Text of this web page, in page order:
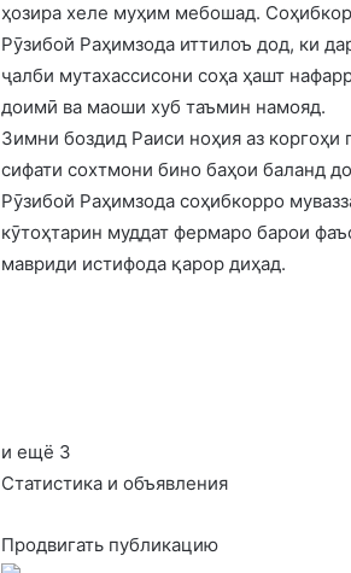
ҳозира хеле муҳим мебошад.
Рӯзибой Раҳимзода иттилоъ дод, ки
ҷалби мутахассисони соҳа ҳашт
доимӣ ва маоши хуб таъмин намояд.
Зимни боздид Раиси ноҳия аз коргоҳи
сифати сохтмони бино баҳои баланд
Рӯзибой Раҳимзода соҳибкорро
кӯтоҳтарин муддат фермаро барои
мавриди истифода қарор диҳад.
и ещё 3
Статистика и объявления
Продвигать публикацию